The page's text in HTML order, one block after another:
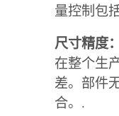
量控制包
尺寸精度：
在整个生
差。部件
合。.